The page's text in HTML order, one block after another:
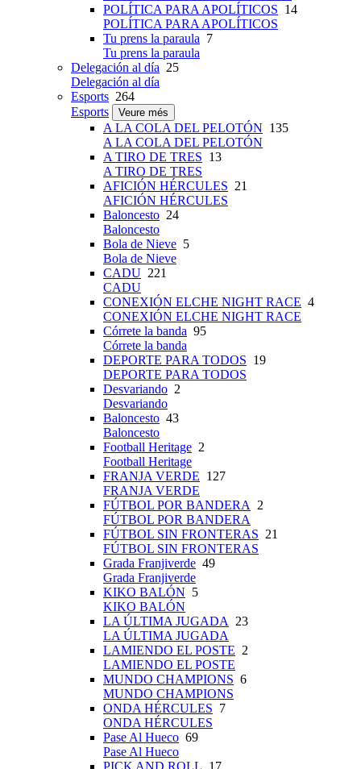
POLÍTICA PARA APOLÍTICOS 14
POLÍTICA PARA APOLÍTICOS
Tu prens la paraula 7
Tu prens la paraula
Delegación al día 25
Delegación al día
Esports 264
Esports
Veure més
A LA COLA DEL PELOTÓN 135
A LA COLA DEL PELOTÓN
A TIRO DE TRES 13
A TIRO DE TRES
AFICIÓN HÉRCULES 21
AFICIÓN HÉRCULES
Baloncesto 24
Baloncesto
Bola de Nieve 5
Bola de Nieve
CADU 221
CADU
CONEXIÓN ELCHE NIGHT RACE 4
CONEXIÓN ELCHE NIGHT RACE
Córrete la banda 95
Córrete la banda
DEPORTE PARA TODOS 19
DEPORTE PARA TODOS
Desvariando 2
Desvariando
Baloncesto 43
Baloncesto
Football Heritage 2
Football Heritage
FRANJA VERDE 127
FRANJA VERDE
FÚTBOL POR BANDERA 2
FÚTBOL POR BANDERA
FÚTBOL SIN FRONTERAS 21
FÚTBOL SIN FRONTERAS
Grada Franjiverde 49
Grada Franjiverde
KIKO BALÓN 5
KIKO BALÓN
LA ÚLTIMA JUGADA 23
LA ÚLTIMA JUGADA
LAMIENDO EL POSTE 2
LAMIENDO EL POSTE
MUNDO CHAMPIONS 6
MUNDO CHAMPIONS
ONDA HÉRCULES 7
ONDA HÉRCULES
Pase Al Hueco 69
Pase Al Hueco